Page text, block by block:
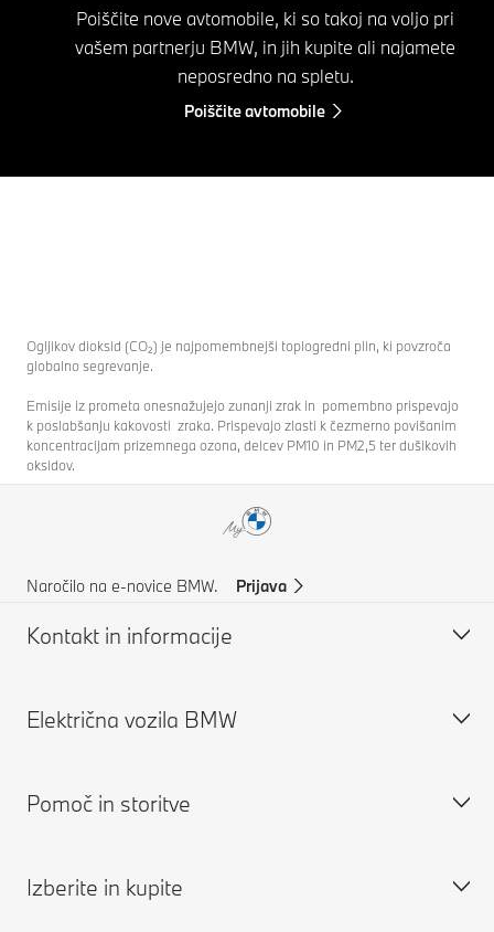
Poiščite nove avtomobile, ki so takoj na voljo pri
vašem partnerju BMW, in jih kupite ali najamete
neposredno na spletu.
Poiščite avtomobile
Ogljikov dioksid (CO₂) je najpomembnejši toplogredni plin, ki povzroča
globalno segrevanje.
Emisije iz prometa onesnažujejo zunanji zrak in pomembno prispevajo
k poslabšanju kakovosti zraka. Prispevajo zlasti k čezmerno povišanim
koncentracijam prizemnega ozona, delcev PM10 in PM2,5 ter dušikovih
oksidov.
Naročilo na e-novice BMW. Prijava
Kontakt in informacije
Pomoč in kontakti
Pogosta vprašanja
Pomoč ob nesreči
Električna vozila BMW
Električna vozila BMW
Polnjenje doma
Pomoč in storitve
Rezervirajte servisni termin
Izberite in kupite